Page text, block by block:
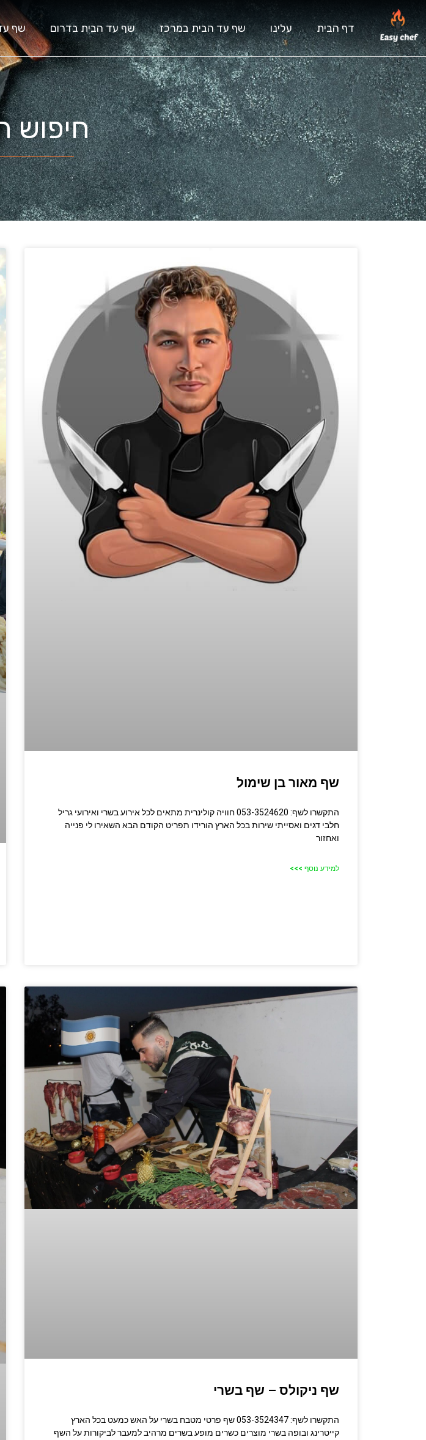
דף הבית עלינו שף עד הבית במרכז שף עד הבית בדרום שף
חיפוש
שף מאור בן שימול
התקשרו לשף: 053-3524620 חוויה קולינרית מתאים לכל אירוע בשרי ואירועי גריל
חלבי דגים ואסייתי שירות בכל הארץ הורידו תפריט הקודם הבא השאירו לי פנייה
ואחזור
למידע נוסף >>>
שף ניקולס – שף בשרי
התקשרו לשף: 053-3524347 שף פרטי מטבח בשרי על האש כמעט בכל הארץ
קייטרינג ובופה בשרי מוצרים כשרים מופע בשרים מרהיב למעבר לביקורות על השף